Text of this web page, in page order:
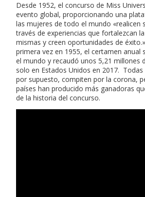
Desde 1952, el concurso de Miss
evento global, proporcionando una
las mujeres de todo el mundo «realicen
través de experiencias que fortalezcan
mismas y creen oportunidades de
primera vez en 1955, el certamen anual
el mundo y recaudó unos 5,21 millones
solo en Estados Unidos en 2017.
por supuesto, compiten por la corona,
países han producido más ganadoras
de la historia del concurso.